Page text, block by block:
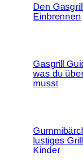
Den Gasgrill
Einbrennen
Gasgrill
was du
musst
lustiges
Kinder